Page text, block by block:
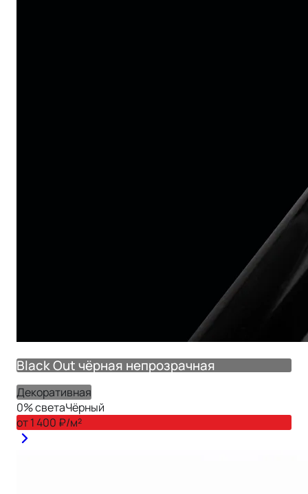
Black Out чёрная непрозрачная
Декоративная
0% светаЧёрный
от1 400 ₽/м²